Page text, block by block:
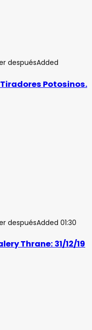
despuésAdded
Potosinos.
despuésAdded 01:30
Thrane: 31/12/19